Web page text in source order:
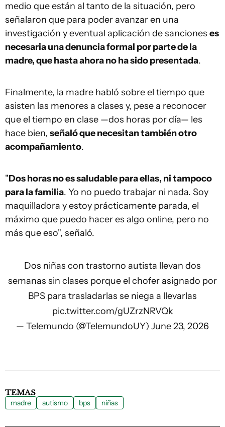
medio que están al tanto de la situación, pero
señalaron que para poder avanzar en una
investigación y eventual aplicación de sanciones es
necesaria una denuncia formal por parte de la
madre, que hasta ahora no ha sido presentada.
Finalmente, la madre habló sobre el tiempo que
asisten las menores a clases y, pese a reconocer
que el tiempo en clase —dos horas por día— les
hace bien, señaló que necesitan también otro
acompañamiento.
"Dos horas no es saludable para ellas, ni tampoco
para la familia. Yo no puedo trabajar ni nada. Soy
maquilladora y estoy prácticamente parada, el
máximo que puedo hacer es algo online, pero no
más que eso", señaló.
Dos niñas con trastorno autista llevan dos
semanas sin clases porque el chofer asignado por
BPS para trasladarlas se niega a llevarlas
pic.twitter.com/gUZrzNRVQk
— Telemundo (@TelemundoUY) June 23, 2026
TEMAS
madre autismo bps niñas